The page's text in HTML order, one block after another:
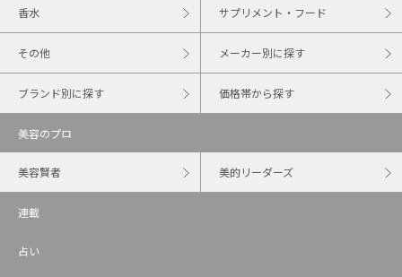
香水 サプリメント・フード
その他 メーカー別に探す
ブランド別に探す 価格帯から探す
美容のプロ
美容賢者 美的リーダーズ
連載
占い